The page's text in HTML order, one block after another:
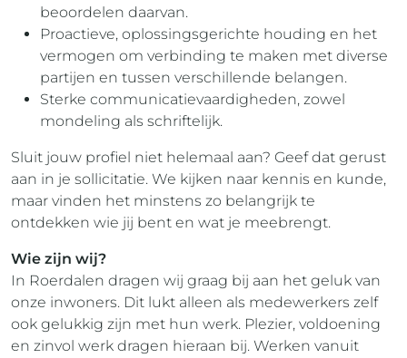
beoordelen daarvan.
Proactieve, oplossingsgerichte houding en het
vermogen om verbinding te maken met diverse
partijen en tussen verschillende belangen.
Sterke communicatievaardigheden, zowel
mondeling als schriftelijk.
Sluit jouw profiel niet helemaal aan? Geef dat gerust
aan in je sollicitatie. We kijken naar kennis en kunde,
maar vinden het minstens zo belangrijk te
ontdekken wie jij bent en wat je meebrengt.
Wie zijn wij?
In Roerdalen dragen wij graag bij aan het geluk van
onze inwoners. Dit lukt alleen als medewerkers zelf
ook gelukkig zijn met hun werk. Plezier, voldoening
en zinvol werk dragen hieraan bij. Werken vanuit